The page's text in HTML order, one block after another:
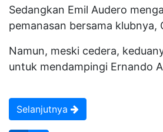
Sedangkan Emil Audero
pemanasan bersama klubnya,
Namun, meski cedera,
untuk mendampingi Ernando
Selanjutnya